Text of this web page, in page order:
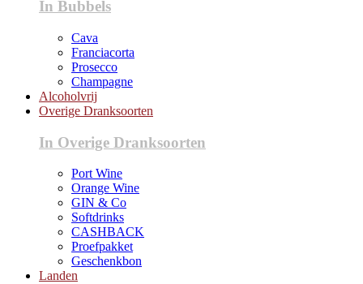
In Bubbels
Cava
Franciacorta
Prosecco
Champagne
Alcoholvrij
Overige Dranksoorten
In Overige Dranksoorten
Port Wine
Orange Wine
GIN & Co
Softdrinks
CASHBACK
Proefpakket
Geschenkbon
Landen